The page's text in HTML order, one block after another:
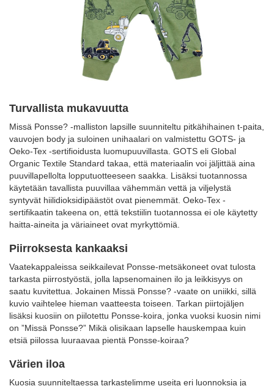
Turvallista mukavuutta
Missä Ponsse? -malliston lapsille suunniteltu pitkähihainen t-paita,
vauvojen body ja suloinen unihaalari on valmistettu GOTS- ja
Oeko-Tex -sertifioidusta luomupuuvillasta. GOTS eli Global
Organic Textile Standard takaa, että materiaalin voi jäljittää aina
puuvillapellolta lopputuotteeseen saakka. Lisäksi tuotannossa
käytetään tavallista puuvillaa vähemmän vettä ja viljelystä
syntyvät hiilidioksidipäästöt ovat pienemmät. Oeko-Tex -
sertifikaatin takeena on, että tekstiilin tuotannossa ei ole käytetty
haitta-aineita ja väriaineet ovat myrkyttömiä.
Piirroksesta kankaaksi
Vaatekappaleissa seikkailevat Ponsse-metsäkoneet ovat tulosta
tarkasta piirrostyöstä, jolla lapsenomainen ilo ja leikkisyys on
saatu kuvitettua. Jokainen Missä Ponsse? -vaate on uniikki, sillä
kuvio vaihtelee hieman vaatteesta toiseen. Tarkan piirtojäljen
lisäksi kuosiin on piilotettu Ponsse-koira, jonka vuoksi kuosin nimi
on ”Missä Ponsse?” Mikä olisikaan lapselle hauskempaa kuin
etsiä piilossa luuraavaa pientä Ponsse-koiraa?
Värien iloa
Kuosia suunniteltaessa tarkastelimme useita eri luonnoksia ja